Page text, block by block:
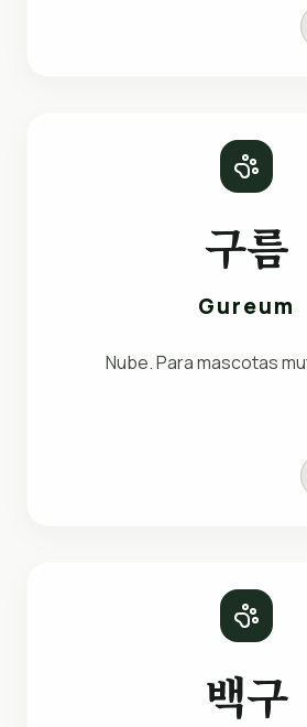
구름
Gureum
Nube. Para mascotas
백구